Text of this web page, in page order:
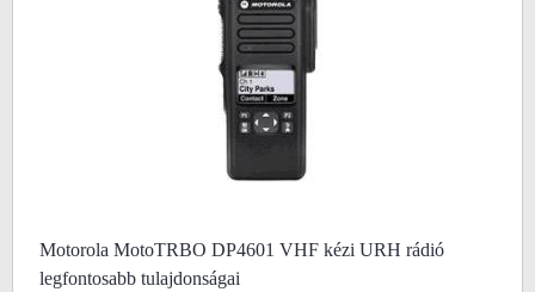
Motorola MotoTRBO DP4601 VHF kézi URH rádió
legfontosabb tulajdonságai